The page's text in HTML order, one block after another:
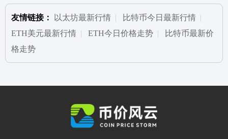
友情链接： 以太坊最新行情 | 比特币今日最新行情 |
ETH美元最新行情 |ETH今日价格走势 | 比特币最新价
格走势